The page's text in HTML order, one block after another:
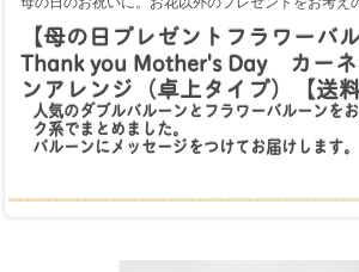
【母の日プレゼントフラワーバ
Thank you Mother's Day カー
ンアレンジ（卓上タイプ）【送料
人気のダブルバルーンとフラワーバルーンを
ク系でまとめました。
バルーンにメッセージをつけてお届けします。